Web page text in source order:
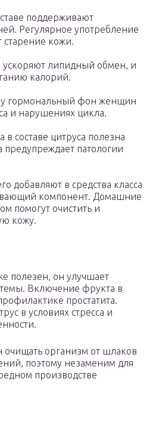
поддерживают
Регулярное употребление
старение кожи.
ускоряют липидный обмен, и
калорий.
гормональный фон женщин
и нарушениях цикла.
в составе цитруса полезна
патологии
добавляют в средства класса
компонент. Домашние
помогут очистить и
кожу.
полезен, он улучшает
Включение фрукта в
простатита.
в условиях стресса и
очищать организм от шлаков
поэтому незаменим для
производстве